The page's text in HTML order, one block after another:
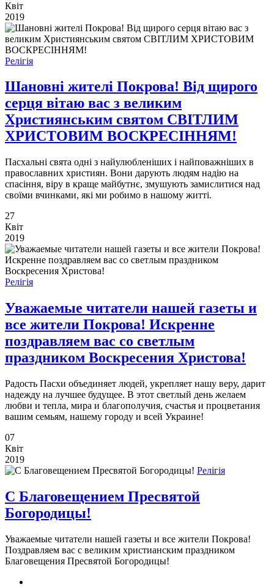
Квіт
2019
Релігія
Шановні жителі Покрова! Від щирого
серця вітаю вас з великим
Християнським святом СВІТЛИМ
ХРИСТОВИМ ВОСКРЕСІННЯМ!
Пасхальні свята одні з найулюбленіших і найповажніших в
православних християн. Вони дарують людям надію на
спасіння, віру в краще майбутнє, змушують замислитися над
своїми вчинками, які ми робимо в нашому житті.
27
Квіт
2019
Релігія
Уважаемые читатели нашей газеты и
все жители Покрова! Искренне
поздравляем вас со светлым
праздником Воскресения Христова!
Радость Пасхи объединяет людей, укрепляет нашу веру, дарит
надежду на лучшее будущее. В этот светлый день желаем
любви и тепла, мира и благополучия, счастья и процветания
вашим семьям, нашему городу и всей Украине!
07
Квіт
2019
Релігія
С Благовещением Пресвятой
Богородицы!
Уважаемые читатели нашей газеты и все жители Покрова!
Поздравляем вас с великим христианским праздником
Благовещения Пресвятой Богородицы!